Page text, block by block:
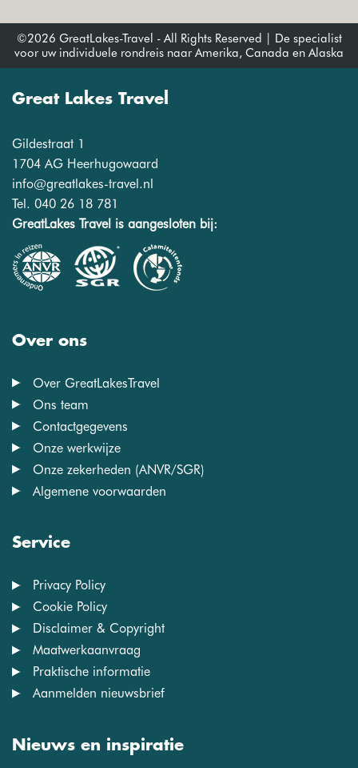
©2026 GreatLakes-Travel - All Rights Reserved | De specialist
voor uw individuele rondreis naar Amerika, Canada en Alaska
Great Lakes Travel
Gildestraat 1
1704 AG Heerhugowaard
info@greatlakes-travel.nl
Tel. 040 26 18 781
GreatLakes Travel is aangesloten bij:
Over ons
Over GreatLakesTravel
Ons team
Contactgegevens
Onze werkwijze
Onze zekerheden (ANVR/SGR)
Algemene voorwaarden
Service
Privacy Policy
Cookie Policy
Disclaimer & Copyright
Maatwerkaanvraag
Praktische informatie
Aanmelden nieuwsbrief
Nieuws en inspiratie